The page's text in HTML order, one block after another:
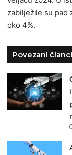
zabilježile su pad
oko 4%.
Povezani članci